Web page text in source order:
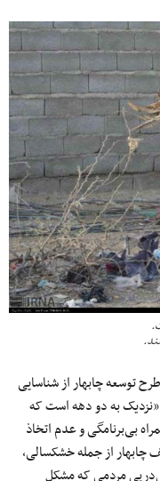
توسعه چابهار از شناسایی
«نزدیک به دو دهه است که
بی‌برنامگی و عدم اتخاذ
از جمله خشکسالی،
مردمی که مشکل